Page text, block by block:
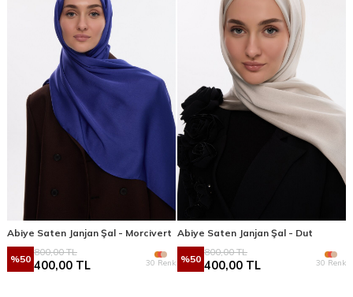
Abiye Saten Janjan Şal - Morcivert
%50
800,00TL
400,00 TL 30 Renk
Abiye Saten Janjan Şal - Dut
%50
800,00TL
400,00 TL 30 Renk